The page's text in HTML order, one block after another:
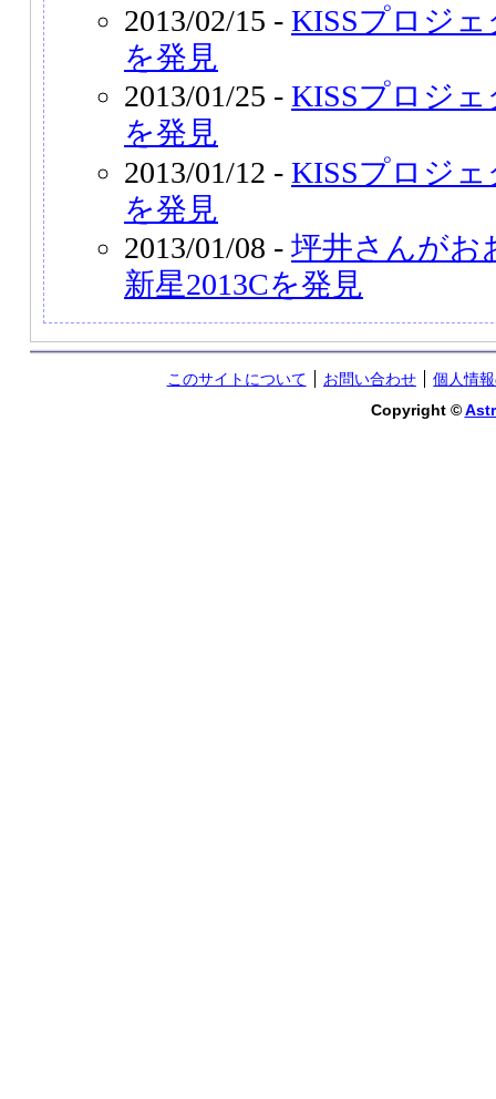
2013/02/15 - KISSプロジ
を発見
2013/01/25 - KISSプロジェ
を発見
2013/01/12 - KISSプロジ
を発見
2013/01/08 - 坪井さんがお
新星2013Cを発見
このサイトについて お問い合わせ
個人情
Copyright ©